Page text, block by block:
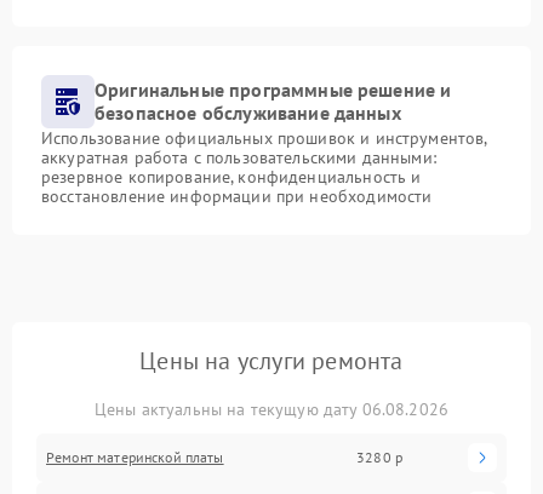
Оригинальные программные решение и
безопасное обслуживание данных
Использование официальных прошивок и инструментов,
аккуратная работа с пользовательскими данными:
резервное копирование, конфиденциальность и
восстановление информации при необходимости
Цены на услуги ремонта
Цены актуальны на текущую дату 06.08.2026
Ремонт материнской платы 3280 р